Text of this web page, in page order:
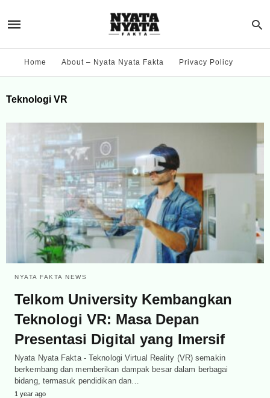
Home About – Nyata Nyata Fakta Privacy Policy
Teknologi VR
NYATA FAKTA NEWS
Telkom University Kembangkan
Teknologi VR: Masa Depan
Presentasi Digital yang Imersif
Nyata Nyata Fakta - Teknologi Virtual Reality (VR) semakin
berkembang dan memberikan dampak besar dalam berbagai
bidang, termasuk pendidikan dan…
1 year ago